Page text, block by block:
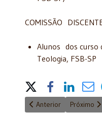
​COMISSÃO
Alunos dos curso
Teologia, FSB-SP
Share on
Artigo anterior:
Anterior Próximo
Próximo